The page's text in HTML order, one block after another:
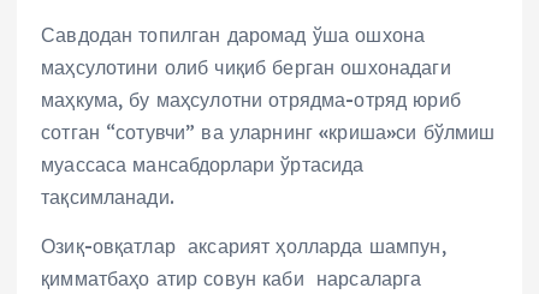
Савдодан топилган даромад ўша ошхона
маҳсулотини олиб чиқиб берган ошхонадаги
маҳкума, бу маҳсулотни отрядма-отряд юриб
сотган “сотувчи” ва уларнинг «криша»си бўлмиш
муассаса мансабдорлари ўртасида
тақсимланади.
Озиқ-овқатлар аксарият ҳолларда шампун,
қимматбаҳо атир совун каби нарсаларга